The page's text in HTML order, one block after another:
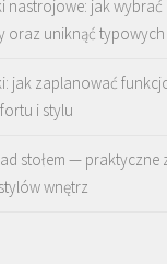
nastrojowe: jak
oraz uniknąć typowych
jak zaplanować
i stylu
stołem —
wnętrz